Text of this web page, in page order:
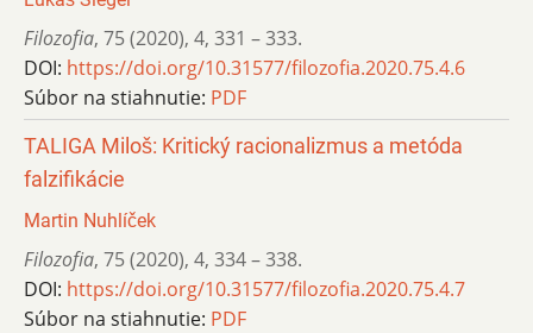
Filozofia, 75 (2020), 4, 331 – 333.
DOI: https://doi.org/10.31577/filozofia.2020.75.4.6
Súbor na stiahnutie: PDF
TALIGA Miloš: Kritický racionalizmus a metóda
falzifikácie
Martin Nuhlíček
Filozofia, 75 (2020), 4, 334 – 338.
DOI: https://doi.org/10.31577/filozofia.2020.75.4.7
Súbor na stiahnutie: PDF